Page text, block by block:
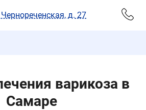
д. 27
варикоза в
Самаре